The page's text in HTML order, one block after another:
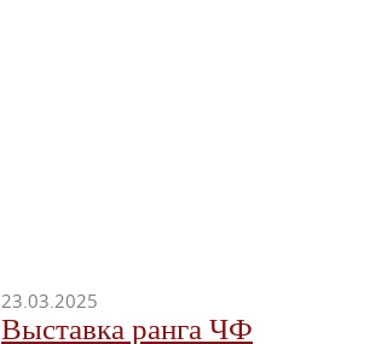
23.03.2025
Выставка ранга ЧФ